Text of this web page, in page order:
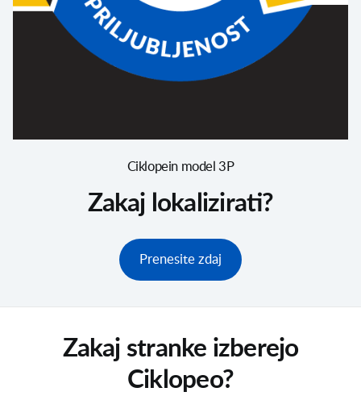
Ciklopein model 3P
Zakaj lokalizirati?
Prenesite zdaj
Zakaj stranke izberejo
Ciklopeo?